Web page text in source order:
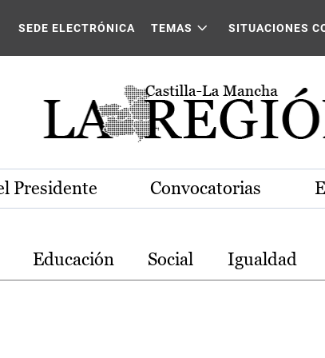
La Mancha
SEDE ELECTRÓNICA TEMAS SITUACIONES
Presidente Convocatorias
Educación Social Igualdad